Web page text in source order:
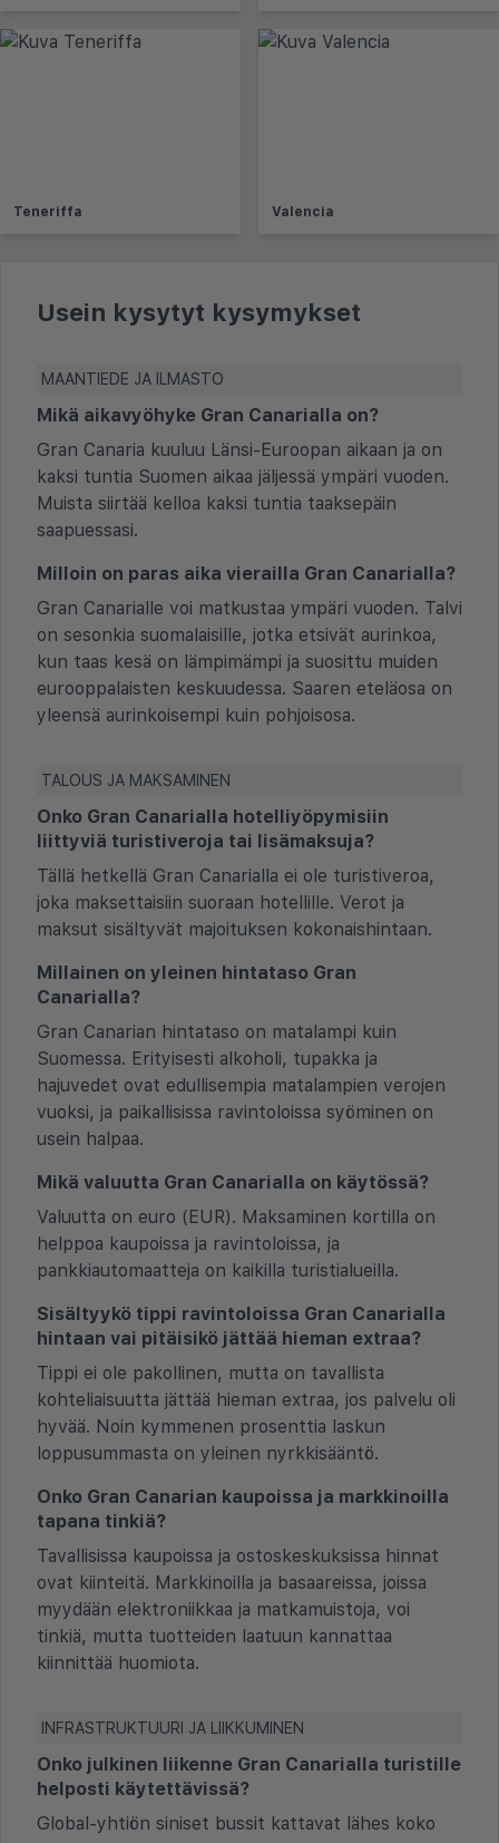
Teneriffa Valencia
Usein kysytyt kysymykset
MAANTIEDE JA ILMASTO
Mikä aikavyöhyke Gran Canarialla on?
Gran Canaria kuuluu Länsi-Euroopan aikaan ja on
kaksi tuntia Suomen aikaa jäljessä ympäri vuoden.
Muista siirtää kelloa kaksi tuntia taaksepäin
saapuessasi.
Milloin on paras aika vierailla Gran Canarialla?
Gran Canarialle voi matkustaa ympäri vuoden. Talvi
on sesonkia suomalaisille, jotka etsivät aurinkoa,
kun taas kesä on lämpimämpi ja suosittu muiden
eurooppalaisten keskuudessa. Saaren eteläosa on
yleensä aurinkoisempi kuin pohjoisosa.
TALOUS JA MAKSAMINEN
Onko Gran Canarialla hotelliyöpymisiin
liittyviä turistiveroja tai lisämaksuja?
Tällä hetkellä Gran Canarialla ei ole turistiveroa,
joka maksettaisiin suoraan hotellille. Verot ja
maksut sisältyvät majoituksen kokonaishintaan.
Millainen on yleinen hintataso Gran
Canarialla?
Gran Canarian hintataso on matalampi kuin
Suomessa. Erityisesti alkoholi, tupakka ja
hajuvedet ovat edullisempia matalampien verojen
vuoksi, ja paikallisissa ravintoloissa syöminen on
usein halpaa.
Mikä valuutta Gran Canarialla on käytössä?
Valuutta on euro (EUR). Maksaminen kortilla on
helppoa kaupoissa ja ravintoloissa, ja
pankkiautomaatteja on kaikilla turistialueilla.
Sisältyykö tippi ravintoloissa Gran Canarialla
hintaan vai pitäisikö jättää hieman extraa?
Tippi ei ole pakollinen, mutta on tavallista
kohteliaisuutta jättää hieman extraa, jos palvelu oli
hyvää. Noin kymmenen prosenttia laskun
loppusummasta on yleinen nyrkkisääntö.
Onko Gran Canarian kaupoissa ja markkinoilla
tapana tinkiä?
Tavallisissa kaupoissa ja ostoskeskuksissa hinnat
ovat kiinteitä. Markkinoilla ja basaareissa, joissa
myydään elektroniikkaa ja matkamuistoja, voi
tinkiä, mutta tuotteiden laatuun kannattaa
kiinnittää huomiota.
INFRASTRUKTUURI JA LIIKKUMINEN
Onko julkinen liikenne Gran Canarialla turistille
helposti käytettävissä?
Global-yhtiön siniset bussit kattavat lähes koko